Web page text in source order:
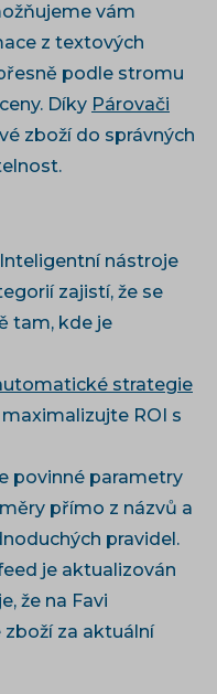
vám
z textových
podle stromu
Díky Párovači
zboží do správných
Inteligentní nástroje
zajistí, že se
tam, kde je
strategie
ROI s
povinné parametry
přímo z názvů a
pravidel.
je aktualizován
že na Favi
za aktuální